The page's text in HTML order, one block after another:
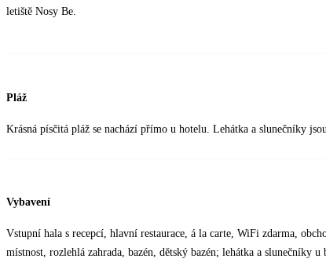
letiště Nosy Be.
Pláž
Krásná písčitá pláž se nachází přímo u hotelu. Lehátka a slunečníky
Vybavení
Vstupní hala s recepcí, hlavní restaurace, á la carte, WiFi zdarma,
místnost, rozlehlá zahrada, bazén, dětský bazén; lehátka a slunečníky